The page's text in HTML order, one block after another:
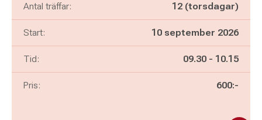
Antal träffar: 12 (torsdagar)
Start: 10 september 2026
Tid: Pågår mellan
09.30 - och
10.15
Pris: 600:-